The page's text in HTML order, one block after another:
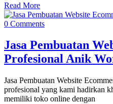
Read More
0 Comments
Jasa Pembuatan
Profesional Anik
Jasa Pembuatan Website
profesional yang kami hadirkan
memiliki toko online dengan